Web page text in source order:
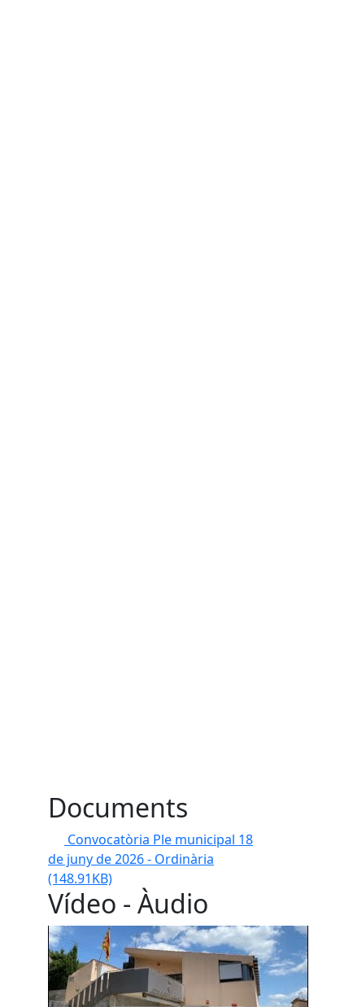
Documents
Convocatòria Ple municipal 18
de juny de 2026 - Ordinària
(148.91KB)
Vídeo - Àudio